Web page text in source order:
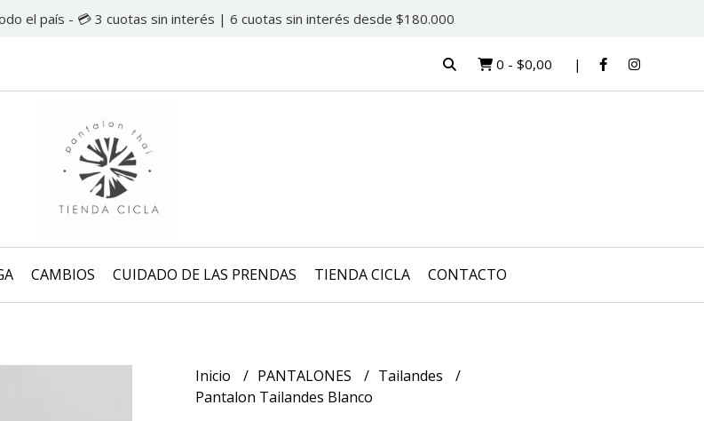
el país - 💳 3 cuotas sin interés | 6 cuotas sin interés desde $180.000
0 - $0,00
CAMBIOS CUIDADO DE LAS PRENDAS TIENDA CICLA CONTACTO
Inicio PANTALONES
Tailandes
Pantalon Tailandes Blanco